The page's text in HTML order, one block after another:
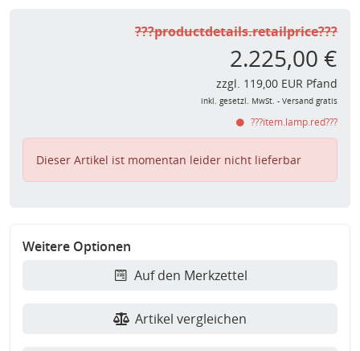
???productdetails.retailprice???
2.225,00 €
zzgl. 119,00 EUR Pfand
inkl. gesetzl. MwSt. - Versand gratis
???item.lamp.red???
Dieser Artikel ist momentan leider nicht lieferbar
Weitere Optionen
Auf den Merkzettel
Artikel vergleichen